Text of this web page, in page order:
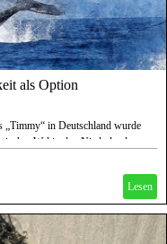
als Option
„Timmy“ in Deutschland wurde
Wal in den Niederlanden
Gewässern an der Grenze zu
Nordsee-Anrainer verfügt derzeit
für eine veterinärmedizinische
Lesen